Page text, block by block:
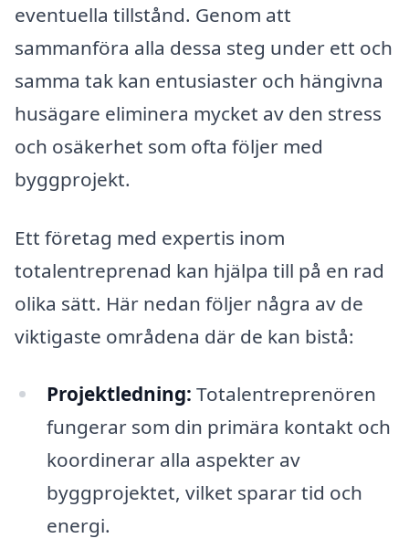
eventuella tillstånd. Genom att
sammanföra alla dessa steg under ett och
samma tak kan entusiaster och hängivna
husägare eliminera mycket av den stress
och osäkerhet som ofta följer med
byggprojekt.
Ett företag med expertis inom
totalentreprenad kan hjälpa till på en rad
olika sätt. Här nedan följer några av de
viktigaste områdena där de kan bistå:
Projektledning: Totalentreprenören
fungerar som din primära kontakt och
koordinerar alla aspekter av
byggprojektet, vilket sparar tid och
energi.